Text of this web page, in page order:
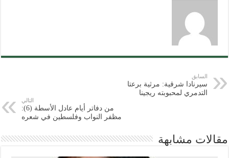
السابق
سيرنادا شرقية: مرثية برعتا
التدمري لمحبوبته ريجينا
التالي
من دفاتر أيام عادل الأسطة (6):
مظفر النواب وفلسطين في شعره
مقالات مشابهة